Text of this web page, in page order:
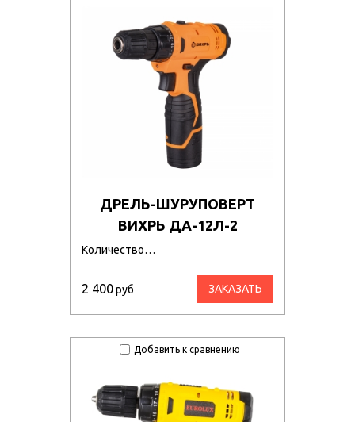
ДРЕЛЬ-ШУРУПОВЕРТ
ВИХРЬ ДА-12Л-2
Количество…
2 400руб ЗАКАЗАТЬ
Добавить к сравнению